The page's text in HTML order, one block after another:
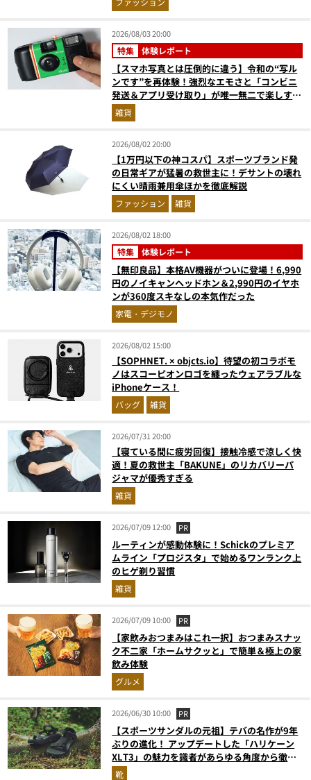
2026/08/03 20:00
特集 体験レポート
【スマホ写真とは圧倒的に違う】令和の“写ル
ンです”を再体験！強烈なエモさと「コンビニ
発送＆アプリ受け取り」が唯一無二で楽しすぎ
た雑貨
2026/08/02 20:00
【1万円以下の神コスパ】スポーツブランド発
の日常ギアが猛暑の救世主に！デサントの壊れ
にくい晴雨兼用傘ほかを徹底解説
ファッション 雑貨
2026/08/02 18:00
特集 体験レポート
【無印良品】本格AV機器がついに登場！6,990
円のノイキャンヘッドホン＆2,990円のイヤホ
ンが360度スキなしの本気作だった
家電・デジモノ
2026/08/02 15:00
【SOPHNET. × objcts.io】待望の初コラボモ
ノはスコーピオンロゴを纏ったウェアラブルな
iPhoneケース！
バッグ 雑貨
2026/07/31 20:00
【寝ている間に疲労回復】接触冷感で涼しく快
適！夏の救世主「BAKUNE」のリカバリーパ
ジャマが優秀すぎる
雑貨
2026/07/09 12:00 PR
ルーティンが感動体験に！Schickのプレミア
ムライン「プロジスタ」で始めるワンランク上
のヒゲ剃り習慣
雑貨
2026/07/09 10:00 PR
【家飲みおつまみはこれ一択】おつまみスナッ
ク不二家「ホームサクッと」で簡単＆極上の家
飲み体験
グルメ
2026/06/30 10:00 PR
【スポーツサンダルの元祖】テバの名作が9年
ぶりの進化！ アップデートした「ハリケーン
XLT3」の魅力を識者があらゆる角度から徹底
解説！
靴